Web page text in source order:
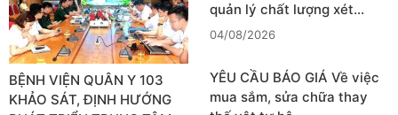
BỆNH VIỆN QUÂN Y 103
KHẢO SÁT, ĐỊNH HƯỚNG
quản lý chất lượng xét…
04/08/2026
YÊU CẦU BÁO GIÁ Về việc
mua sắm, sửa chữa thay